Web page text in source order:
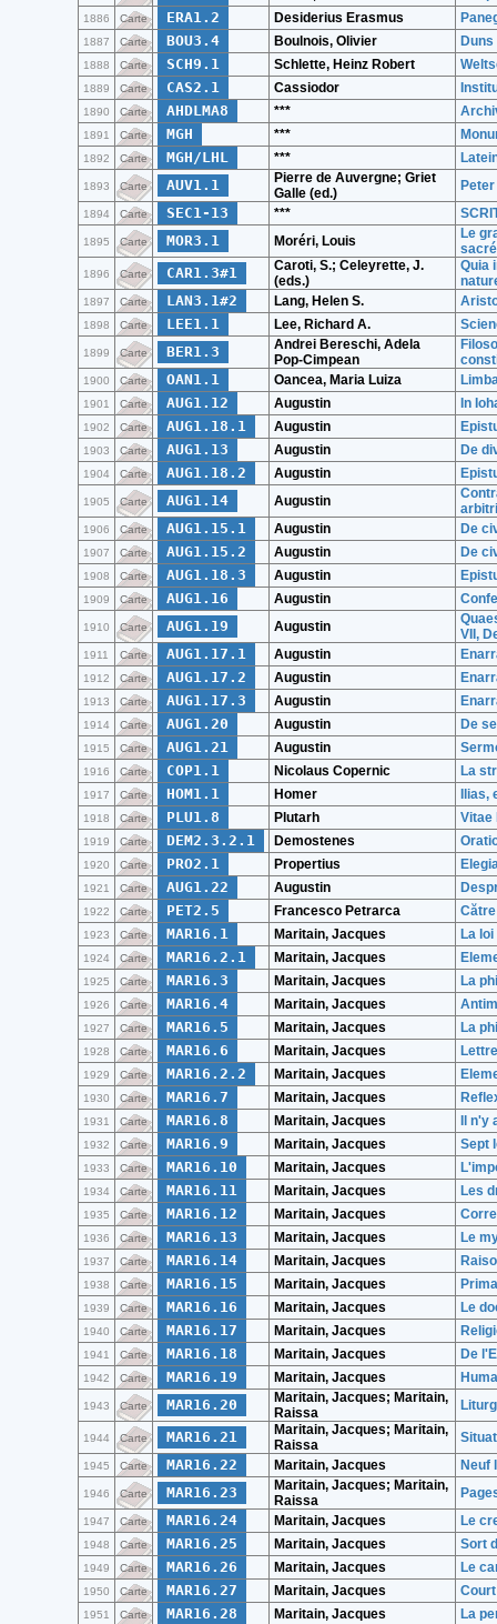
1886 Carte ERA1.2 Desiderius Erasmus
1887 Carte BOU3.4 Boulnois, Olivier
1888 Carte SCH9.1 Schlette, Heinz Robert
1889 Carte CAS2.1 Cassiodor
1890 Carte AHDLMA8 ***
1891 Carte MGH ***
1892 Carte MGH/LHL ***
1893 Carte AUV1.1
Pierre de Auvergne; Griet
Galle (ed.)
1894 Carte SEC1-13 ***
1895 Carte MOR3.1 Moréri, Louis
Le
1896 Carte CAR1.3#1
Caroti, S.; Celeyrette, J.
(eds.)
Quia
1897 Carte LAN3.1#2 Lang, Helen S.
1898 Carte LEE1.1 Lee, Richard A.
1899 Carte BER1.3
Andrei Bereschi, Adela
Pop-Cimpean
1900 Carte OAN1.1 Oancea, Maria Luiza
1901 Carte AUG1.12 Augustin In
1902 Carte AUG1.18.1 Augustin
1903 Carte AUG1.13 Augustin De
1904 Carte AUG1.18.2 Augustin
1905 Carte AUG1.14 Augustin
1906 Carte AUG1.15.1 Augustin De
1907 Carte AUG1.15.2 Augustin De
1908 Carte AUG1.18.3 Augustin
1909 Carte AUG1.16 Augustin
1910 Carte AUG1.19 Augustin
VII,
1911 Carte AUG1.17.1 Augustin
1912 Carte AUG1.17.2 Augustin
1913 Carte AUG1.17.3 Augustin
1914 Carte AUG1.20 Augustin De
1915 Carte AUG1.21 Augustin
1916 Carte COP1.1 Nicolaus Copernic La
1917 Carte HOM1.1 Homer Ilias,
1918 Carte PLU1.8 Plutarh Vitae
1919 Carte DEM2.3.2.1 Demostenes
1920 Carte PRO2.1 Propertius
1921 Carte AUG1.22 Augustin
1922 Carte PET2.5 Francesco Petrarca
1923 Carte MAR16.1 Maritain, Jacques La
1924 Carte MAR16.2.1 Maritain, Jacques
1925 Carte MAR16.3 Maritain, Jacques La
1926 Carte MAR16.4 Maritain, Jacques
1927 Carte MAR16.5 Maritain, Jacques La
1928 Carte MAR16.6 Maritain, Jacques
1929 Carte MAR16.2.2 Maritain, Jacques
1930 Carte MAR16.7 Maritain, Jacques
1931 Carte MAR16.8 Maritain, Jacques Il
1932 Carte MAR16.9 Maritain, Jacques Sept
1933 Carte MAR16.10 Maritain, Jacques
1934 Carte MAR16.11 Maritain, Jacques Les
1935 Carte MAR16.12 Maritain, Jacques
1936 Carte MAR16.13 Maritain, Jacques Le
1937 Carte MAR16.14 Maritain, Jacques
1938 Carte MAR16.15 Maritain, Jacques
1939 Carte MAR16.16 Maritain, Jacques Le
1940 Carte MAR16.17 Maritain, Jacques
1941 Carte MAR16.18 Maritain, Jacques De
1942 Carte MAR16.19 Maritain, Jacques
1943 Carte MAR16.20
Maritain, Jacques; Maritain,
Raissa
1944 Carte MAR16.21
Maritain, Jacques; Maritain,
Raissa
1945 Carte MAR16.22 Maritain, Jacques Neuf
1946 Carte MAR16.23
Maritain, Jacques; Maritain,
Raissa
1947 Carte MAR16.24 Maritain, Jacques Le
1948 Carte MAR16.25 Maritain, Jacques Sort
1949 Carte MAR16.26 Maritain, Jacques Le
1950 Carte MAR16.27 Maritain, Jacques
1951 Carte MAR16.28 Maritain, Jacques La